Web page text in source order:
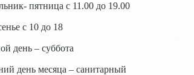
пятница с 11.00 до 19.00
с 10 до 18
день – суббота
день месяца – санитарный